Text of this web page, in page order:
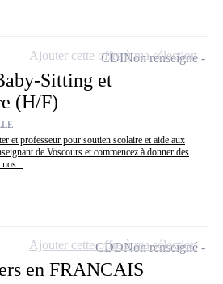
Sitting et
(H/F)
et professeur pour soutien scolaire et aide aux
de Voscours et commencez à donner des
nos...
CDINon renseigné
Ajouter cette offre à ma sélection
en FRANCAIS
CDDNon renseigné
Ajouter cette offre à ma sélection